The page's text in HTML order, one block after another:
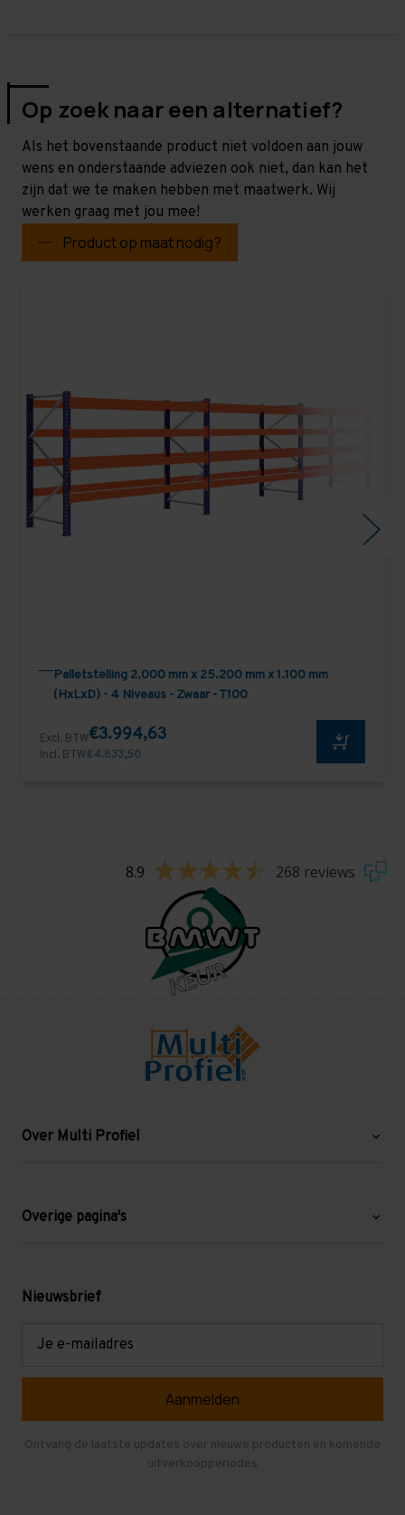
Op zoek naar een alternatief?
Als het bovenstaande product niet voldoen aan jouw
wens en onderstaande adviezen ook niet, dan kan het
zijn dat we te maken hebben met maatwerk. Wij
werken graag met jou mee!
Product op maat nodig?
Palletstelling 2.000 mm x 25.200 mm x 1.100 mm
(HxLxD) - 4 Niveaus - Zwaar - T100
Excl. BTW€3.994,63
Incl. BTW€4.833,50
8.9 268 reviews
Over Multi Profiel
Blog
Levering en afhalen
Overige pagina's
Mezzanine
Verdiepingsvloeren
Gebruikte entresolvloeren
Nieuwsbrief
Ontvang de laatste updates over nieuwe producten en komende
uitverkoopperiodes